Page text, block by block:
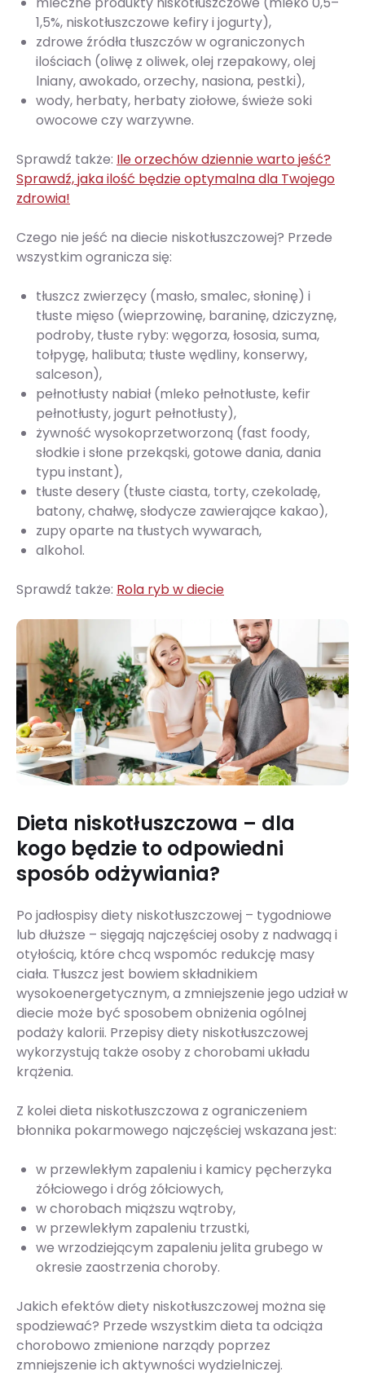
1,5%, niskotłuszczowe kefiry i jogurty),
zdrowe źródła tłuszczów w ograniczonych
ilościach (oliwę z oliwek, olej rzepakowy, olej
lniany, awokado, orzechy, nasiona, pestki),
wody, herbaty, herbaty ziołowe, świeże soki
owocowe czy warzywne.
Sprawdź także: Ile orzechów dziennie warto jeść?
Sprawdź, jaka ilość będzie optymalna dla Twojego
zdrowia!
Czego nie jeść na diecie niskotłuszczowej? Przede
wszystkim ogranicza się:
tłuszcz zwierzęcy (masło, smalec, słoninę) i
tłuste mięso (wieprzowinę, baraninę, dziczyznę,
podroby, tłuste ryby: węgorza, łososia, suma,
tołpygę, halibuta; tłuste wędliny, konserwy,
salceson),
pełnotłusty nabiał (mleko pełnotłuste, kefir
pełnotłusty, jogurt pełnotłusty),
żywność wysokoprzetworzoną (fast foody,
słodkie i słone przekąski, gotowe dania, dania
typu instant),
tłuste desery (tłuste ciasta, torty, czekoladę,
batony, chałwę, słodycze zawierające kakao),
zupy oparte na tłustych wywarach,
alkohol.
Sprawdź także: Rola ryb w diecie
Dieta niskotłuszczowa – dla
kogo będzie to odpowiedni
sposób odżywiania?
Po jadłospisy diety niskotłuszczowej – tygodniowe
lub dłuższe – sięgają najczęściej osoby z nadwagą i
otyłością, które chcą wspomóc redukcję masy
ciała. Tłuszcz jest bowiem składnikiem
wysokoenergetycznym, a zmniejszenie jego udział w
diecie może być sposobem obniżenia ogólnej
podaży kalorii. Przepisy diety niskotłuszczowej
wykorzystują także osoby z chorobami układu
krążenia.
Z kolei dieta niskotłuszczowa z ograniczeniem
błonnika pokarmowego najczęściej wskazana jest:
w przewlekłym zapaleniu i kamicy pęcherzyka
żółciowego i dróg żółciowych,
w chorobach miąższu wątroby,
w przewlekłym zapaleniu trzustki,
we wrzodziejącym zapaleniu jelita grubego w
okresie zaostrzenia choroby.
Jakich efektów diety niskotłuszczowej można się
spodziewać? Przede wszystkim dieta ta odciąża
chorobowo zmienione narządy poprzez
zmniejszenie ich aktywności wydzielniczej.